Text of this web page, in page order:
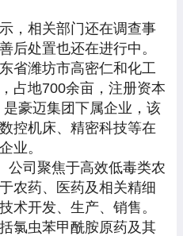
，相关部门还在调查事
后处置也还在进行中。
省潍坊市高密仁和化工
占地700余亩，注册资本
豪迈集团下属企业，该
控机床、精密科技等在
业。
公司聚焦于高效低毒类农
农药、医药及相关精细
术开发、生产、销售。
氯虫苯甲酰胺原药及其